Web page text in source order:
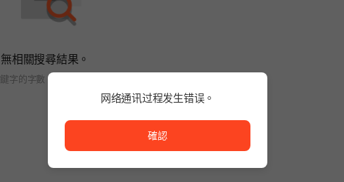
無相關搜尋結果。
字的字數，或變更搜尋條件。
网络通讯过程发生错误。
確認